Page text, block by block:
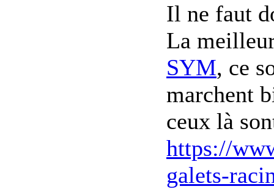
Il ne faut
La
SYM, ce
marchent
ceux là
https://
galets-